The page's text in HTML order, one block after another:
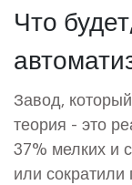
Что
Завод,
теория - это
37% мелких и
или